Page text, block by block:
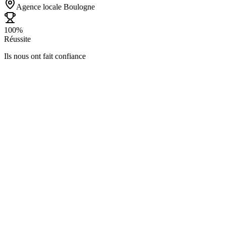
Agence locale Boulogne
100%
Réussite
Ils nous ont fait confiance